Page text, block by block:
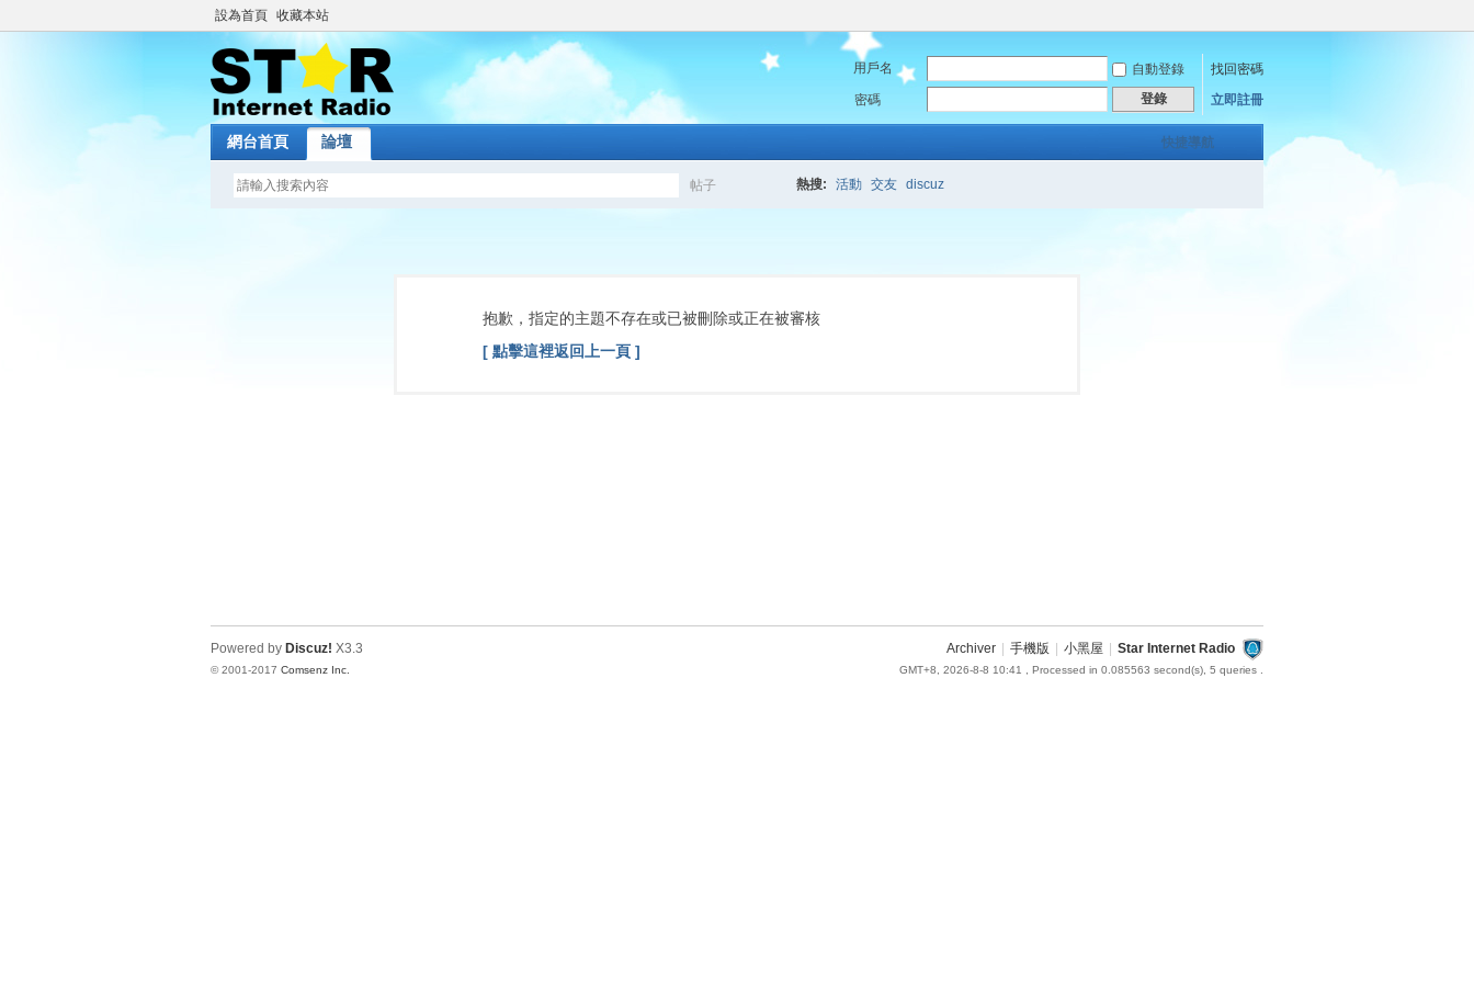
設為首頁 收藏本站
用戶名 自動登錄
找回密碼
密碼
登錄 立即註冊
快捷導航
網台首頁 論壇
帖子
索
熱搜: 活動 交友 discuz
抱歉，指定的主題不存在或已被刪除或正在被審核
[ 點擊這裡返回上一頁 ]
Archiver 手機版 小黑屋 Star Internet Radio
GMT+8, 2026-8-8 10:41 , Processed in 0.085563 second(s), 5 queries .
Powered by Discuz! X3.3
© 2001-2017 Comsenz Inc.